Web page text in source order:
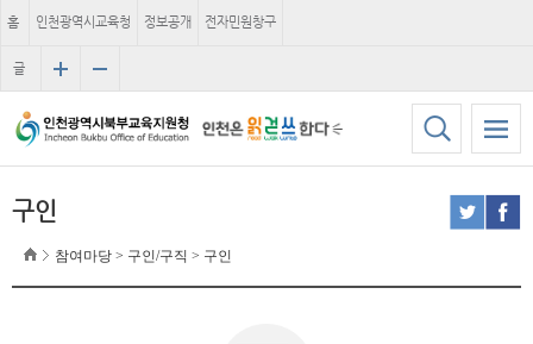
홈 인천광역시교육청 정보공개 전자민원창구
글
자
기
구인
참여마당 > 구인/구직 > 구인